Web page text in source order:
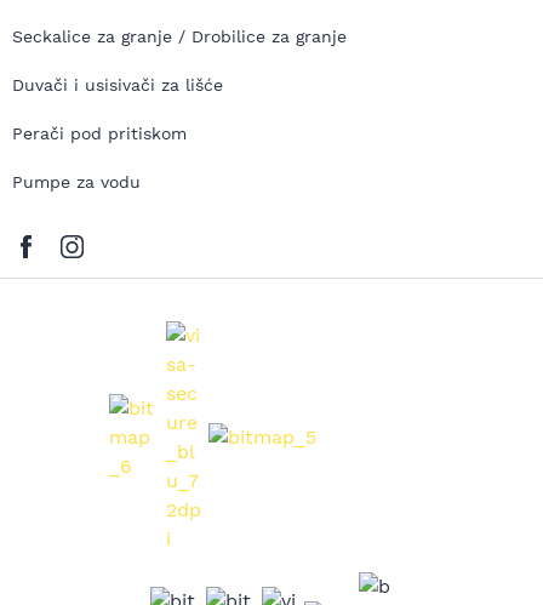
Seckalice za granje / Drobilice za granje
Duvači i usisivači za lišće
Perači pod pritiskom
Pumpe za vodu